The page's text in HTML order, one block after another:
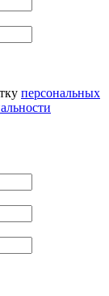
персональных